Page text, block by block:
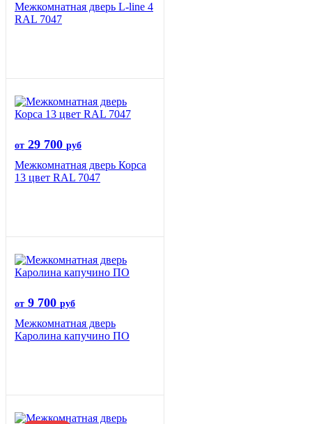
Межкомнатная дверь L-line 4
RAL 7047
от 29 700 руб
Межкомнатная дверь Корса
13 цвет RAL 7047
от 9 700 руб
Межкомнатная дверь
Каролина капучино ПО